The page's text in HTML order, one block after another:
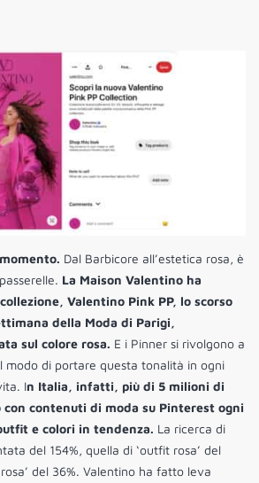
Dal Barbicore all’estetica rosa, è
La Maison Valentino ha
Valentino Pink PP, lo scorso
della Moda di Parigi,
sul colore rosa. E i Pinner si rivolgono a
modo di portare questa tonalità in ogni
In Italia, infatti, più di 5 milioni di
contenuti di moda su Pinterest ogni
e colori in tendenza. La ricerca di
del 154%, quella di ‘outfit rosa’ del
del 36%. Valentino ha fatto leva